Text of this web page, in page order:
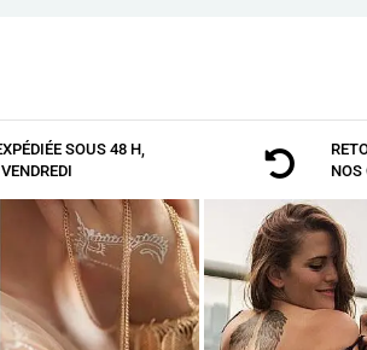
SOUS 48 H,

NOS